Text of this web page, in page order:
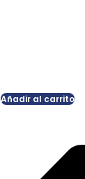
Añadir al carrito